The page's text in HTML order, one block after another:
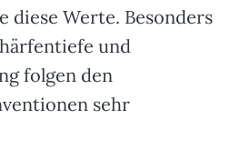
diese Werte. Besonders
und
folgen den
sehr